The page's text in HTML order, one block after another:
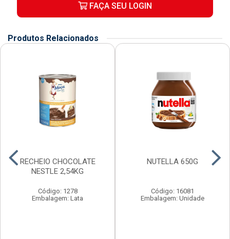
FAÇA SEU LOGIN
Produtos Relacionados
RECHEIO CHOCOLATE
NESTLE 2,54KG
Código: 1278
Embalagem: Lata
NUTELLA 650G
Código: 16081
Embalagem: Unidade